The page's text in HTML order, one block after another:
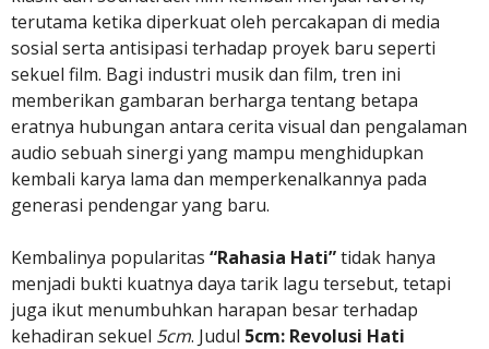
terutama ketika diperkuat oleh percakapan di media
sosial serta antisipasi terhadap proyek baru seperti
sekuel film. Bagi industri musik dan film, tren ini
memberikan gambaran berharga tentang betapa
eratnya hubungan antara cerita visual dan pengalaman
audio sebuah sinergi yang mampu menghidupkan
kembali karya lama dan memperkenalkannya pada
generasi pendengar yang baru.
Kembalinya popularitas “Rahasia Hati”tidak hanya
menjadi bukti kuatnya daya tarik lagu tersebut, tetapi
juga ikut menumbuhkan harapan besar terhadap
kehadiran sekuel 5cm. Judul 5cm: Revolusi Hati